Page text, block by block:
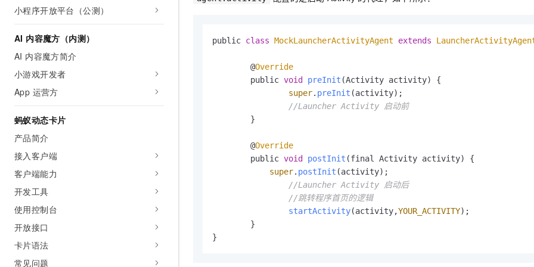
小程序开放平台（公测）
AI 内容魔方（内测）
AI 内容魔方简介
小游戏开发者
App 运营方
蚂蚁动态卡片
产品简介
接入客户端
客户端能力
开发工具
使用控制台
开放接口
卡片语法
常见问题
public class MockLauncherActivityAgent extends
        @
Override
        public
void preInit (Activity activity) {
super. preInit (activity);
//Launcher Activity 启动前
        }
        @
Override
        public
void postInit (final Activity activity) {
super. postInit (activity);
//Launcher Activity 启动后
//跳转程序首页的逻辑
startActivity(activity,YOUR_ACTIVITY);
        }
}